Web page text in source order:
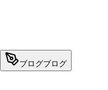
ブログブログ